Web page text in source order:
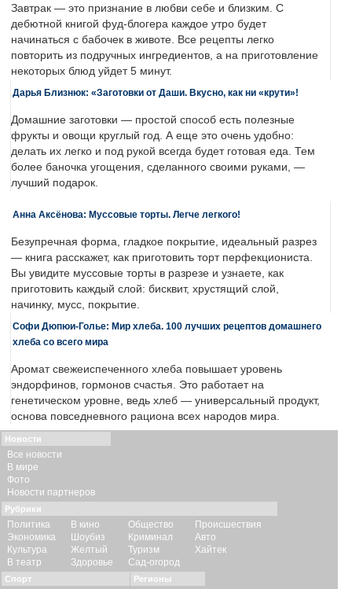
Завтрак — это признание в любви себе и близким. С
дебютной книгой фуд-блогера каждое утро будет
начинаться с бабочек в животе. Все рецепты легко
повторить из подручных ингредиентов, а на приготовление
некоторых блюд уйдет 5 минут.
Дарья Близнюк: «Заготовки от Даши. Вкусно, как ни «крути»!
Домашние заготовки — простой способ есть полезные
фрукты и овощи круглый год. А еще это очень удобно:
делать их легко и под рукой всегда будет готовая еда. Тем
более баночка угощения, сделанного своими руками, —
лучший подарок.
Анна Аксёнова: Муссовые торты. Легче легкого!
Безупречная форма, гладкое покрытие, идеальный разрез
— книга расскажет, как приготовить торт перфекциониста.
Вы увидите муссовые торты в разрезе и узнаете, как
приготовить каждый слой: бисквит, хрустящий слой,
начинку, мусс, покрытие.
Софи Дюпюи-Голье: Мир хлеба. 100 лучших рецептов домашнего
хлеба со всего мира
Аромат свежеиспеченного хлеба повышает уровень
эндорфинов, гормонов счастья. Это работает на
генетическом уровне, ведь хлеб — универсальный продукт,
основа повседневного рациона всех народов мира.
Новости
Все новости
В мире
Фото
Новости партнеров
Рубрики
Политика
Экономика
Культура
В театр
В кино
Шоубиз
Желтый
Здоровье
Общество
Криминал
Туризм
Сад-огород
Происшествия
Авто
Хайтек
Спорт Регионы